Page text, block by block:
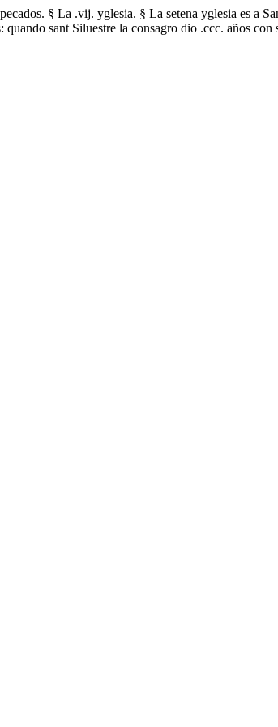
§ La .vij. yglesia. § La setena yglesia es a
quando sant Siluestre la consagro dio .ccc. años